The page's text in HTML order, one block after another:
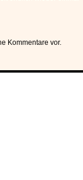
Kommentare vor.